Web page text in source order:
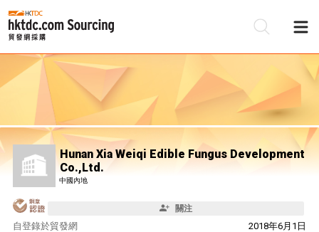
Hunan Xia Weiqi Edible Fungus Development
Co.,Ltd.
中國內地
關注
自 2018年6月1日
登錄於貿發網